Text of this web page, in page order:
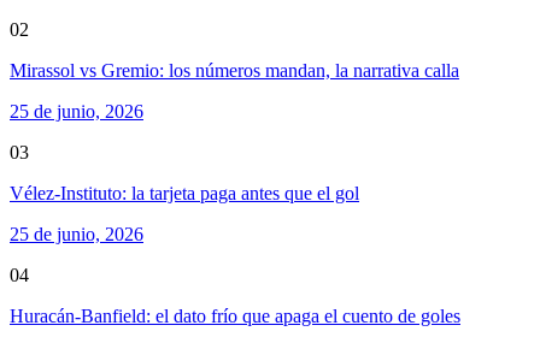
02
Mirassol vs Gremio: los números mandan, la narrativa calla
25 de junio, 2026
03
Vélez-Instituto: la tarjeta paga antes que el gol
25 de junio, 2026
04
Huracán-Banfield: el dato frío que apaga el cuento de goles